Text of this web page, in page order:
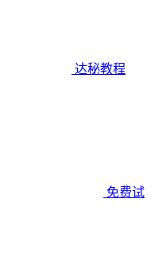
达秘教程
免费试